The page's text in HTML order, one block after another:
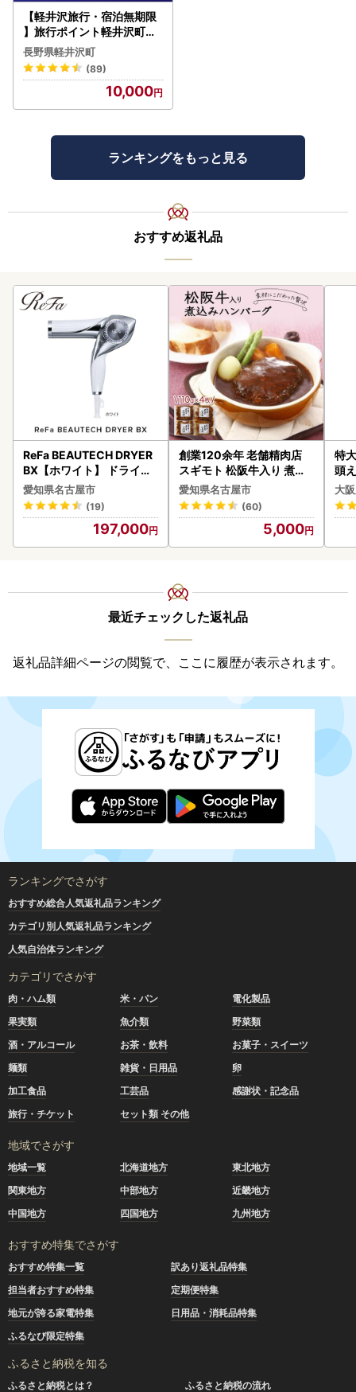
【軽井沢旅行・宿泊無期限
】旅行ポイント軽井沢町ふ
るなびトラベルポイント
長野県軽井沢町
(89)
10,000
ランキングをもっと見る
おすすめ返礼品
ReFa BEAUTECH DRYER
BX【ホワイト】 ドライヤ
ー 美容 家電 ドライヤー リ
ファ
愛知県名古屋市
(19)
197,000
創業120余年 老舗精肉店
スギモト 松阪牛入り 煮込
み ハンバーグ 110g×4枚
惣菜 お取り寄せ グルメ ハ
ンバーグ 冷凍
愛知県名古屋市
(60)
5,000
特
頭
大
最近チェックした返礼品
返礼品詳細ページの閲覧で、ここに履歴が表示されます。
ランキングでさがす
おすすめ総合人気返礼品ランキング
カテゴリ別人気返礼品ランキング
人気自治体ランキング
カテゴリでさがす
肉・ハム類 米・パン
電化製品
果実類
魚介類
野菜類
酒・アルコール
お茶・飲料
お菓子・スイーツ
麺類
雑貨・日用品
卵
加工食品
工芸品
感謝状・記念品
旅行・チケット
セット類 その他
地域でさがす
地域一覧 北海道地方
東北地方
関東地方
中部地方
近畿地方
中国地方
四国地方 九州地方
おすすめ特集でさがす
おすすめ特集一覧
訳あり返礼品特集
担当者おすすめ特集
定期便特集
地元が誇る家電特集
日用品・消耗品特集
ふるなび限定特集
ふるさと納税を知る
ふるさと納税とは？
ふるさと納税の流れ